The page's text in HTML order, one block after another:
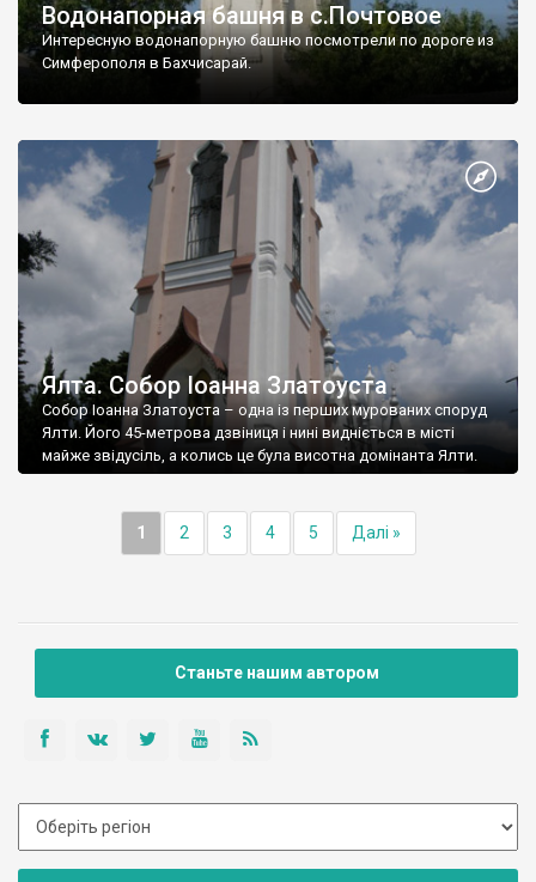
Водонапорная башня в с.Почтовое
Интересную водонапорную башню посмотрели по дороге из
Симферополя в Бахчисарай.
Ялта. Собор Іоанна Златоуста
Собор Іоанна Златоуста – одна із перших мурованих споруд
Ялти. Його 45-метрова дзвіниця і нині видніється в місті
майже звідусіль, а колись це була висотна домінанта Ялти.
1 2 3 4 5 Далі »
Станьте нашим автором